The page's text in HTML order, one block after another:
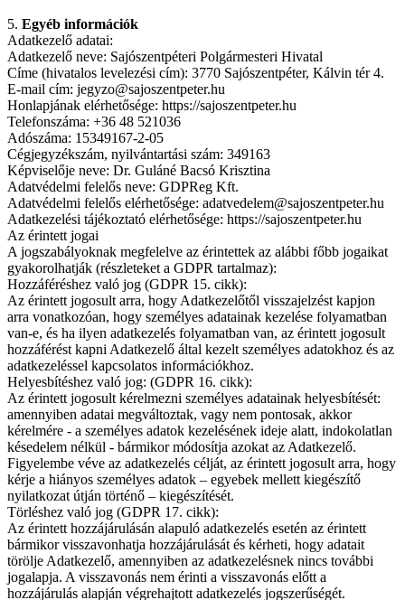
5. Egyéb információk
Adatkezelő adatai:
Adatkezelő neve: Sajószentpéteri Polgármesteri Hivatal
Címe (hivatalos levelezési cím): 3770 Sajószentpéter, Kálvin tér 4.
E-mail cím: jegyzo@sajoszentpeter.hu
Honlapjának elérhetősége: https://sajoszentpeter.hu
Telefonszáma: +36 48 521036
Adószáma: 15349167-2-05
Cégjegyzékszám, nyilvántartási szám: 349163
Képviselője neve: Dr. Guláné Bacsó Krisztina
Adatvédelmi felelős neve: GDPReg Kft.
Adatvédelmi felelős elérhetősége: adatvedelem@sajoszentpeter.hu
Adatkezelési tájékoztató elérhetősége: https://sajoszentpeter.hu
Az érintett jogai
A jogszabályoknak megfelelve az érintettek az alábbi főbb jogaikat
gyakorolhatják (részleteket a GDPR tartalmaz):
Hozzáféréshez való jog (GDPR 15. cikk):
Az érintett jogosult arra, hogy Adatkezelőtől visszajelzést kapjon
arra vonatkozóan, hogy személyes adatainak kezelése folyamatban
van-e, és ha ilyen adatkezelés folyamatban van, az érintett jogosult
hozzáférést kapni Adatkezelő által kezelt személyes adatokhoz és az
adatkezeléssel kapcsolatos információkhoz.
Helyesbítéshez való jog: (GDPR 16. cikk):
Az érintett jogosult kérelmezni személyes adatainak helyesbítését:
amennyiben adatai megváltoztak, vagy nem pontosak, akkor
kérelmére - a személyes adatok kezelésének ideje alatt, indokolatlan
késedelem nélkül - bármikor módosítja azokat az Adatkezelő.
Figyelembe véve az adatkezelés célját, az érintett jogosult arra, hogy
kérje a hiányos személyes adatok – egyebek mellett kiegészítő
nyilatkozat útján történő – kiegészítését.
Törléshez való jog (GDPR 17. cikk):
Az érintett hozzájárulásán alapuló adatkezelés esetén az érintett
bármikor visszavonhatja hozzájárulását és kérheti, hogy adatait
törölje Adatkezelő, amennyiben az adatkezelésnek nincs további
jogalapja. A visszavonás nem érinti a visszavonás előtt a
hozzájárulás alapján végrehajtott adatkezelés jogszerűségét.